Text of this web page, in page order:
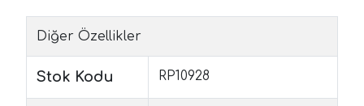
Diğer Özellikler
Stok Kodu RP10928